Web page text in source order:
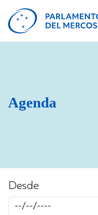
Agenda
Desde